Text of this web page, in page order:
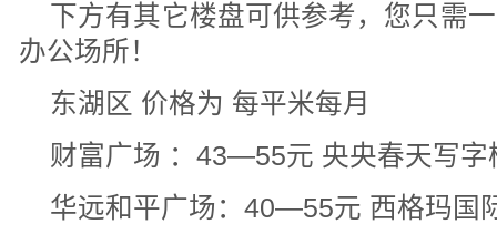
下方有其它楼盘可供参考，您只需
办公场所！
东湖区 价格为 每平米每月
财富广场 ：43—55元 央央春天写
华远和平广场：40—55元 西格玛国